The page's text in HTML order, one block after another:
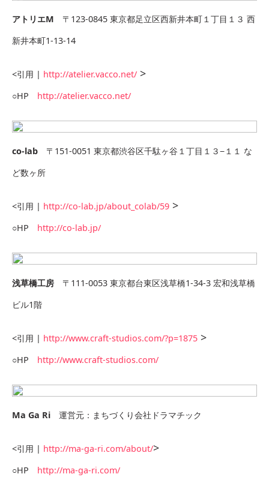
アトリエM 〒123-0845 東京都足立区西新井本町１丁目１３ 西
新井本町1-13-14
<引用 | http://atelier.vacco.net/ >
○HP http://atelier.vacco.net/
co-lab 〒151-0051 東京都渋谷区千駄ヶ谷１丁目１３−１１ な
ど数ヶ所
<引用 | http://co-lab.jp/about_colab/59 >
○HP http://co-lab.jp/
浅草橋工房 〒111-0053 東京都台東区浅草橋1-34-3 宏和浅草橋
ビル1階
<引用 | http://www.craft-studios.com/?p=1875 >
○HP http://www.craft-studios.com/
Ma Ga Ri 運営元：まちづくり会社ドラマチック
<引用 | http://ma-ga-ri.com/about/>
○HP http://ma-ga-ri.com/